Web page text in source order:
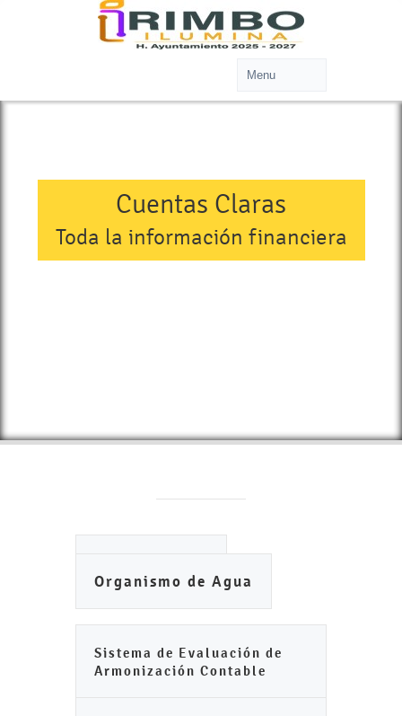
Cuentas Claras
Toda la información financiera
Organismo de Agua
Sistema de Evaluación de
Armonización Contable